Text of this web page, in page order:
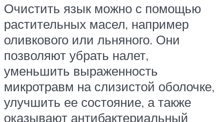
Очистить язык можно с помощью
растительных масел, например
оливкового или льняного. Они
позволяют убрать налет,
уменьшить выраженность
микротравм на слизистой оболочке,
улучшить ее состояние, а также
оказывают антибактериальный